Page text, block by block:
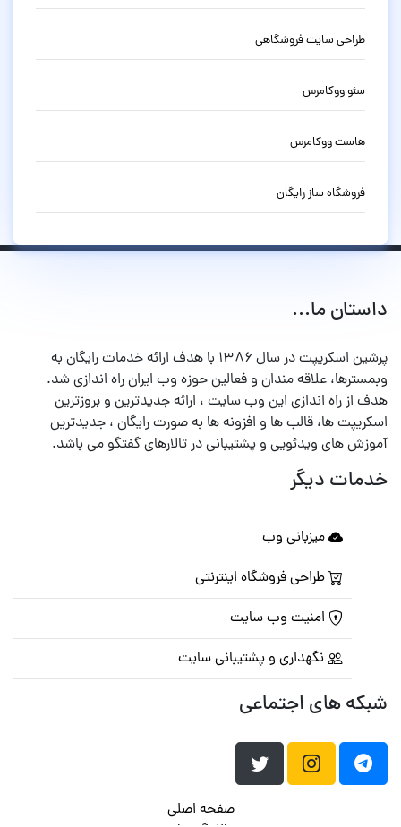
طراحی سایت فروشگاهی
سئو ووکامرس
هاست ووکامرس
فروشگاه ساز رایگان
داستان ما...
پرشین اسکریپت در سال ۱۳۸۶ با هدف ارائه خدمات رایگان به
وبمسترها، علاقه مندان و فعالین حوزه وب ایران راه اندازی شد.
هدف از راه اندازی این وب سایت ، ارائه جدیدترین و بروزترین
اسکریپت ها، قالب ها و افزونه ها به صورت رایگان ، جدیدترین
آموزش های ویدئویی و پشتیبانی در تالارهای گفتگو می باشد.
خدمات دیگر
میزبانی وب
طراحی فروشگاه اینترنتی
امنیت وب سایت
نگهداری و پشتیبانی سایت
شبکه های اجتماعی
صفحه اصلی